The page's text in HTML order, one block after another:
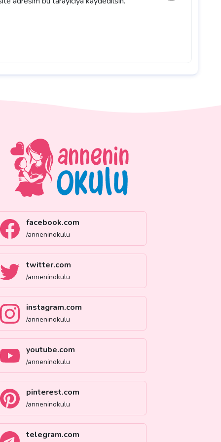
facebook.com
/anneninokulu
twitter.com
/anneninokulu
instagram.com
/anneninokulu
youtube.com
/anneninokulu
pinterest.com
/anneninokulu
telegram.com